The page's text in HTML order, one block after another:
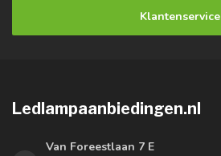
Klantenservice
Ledlampaanbiedingen.nl
Van Foreestlaan 7 E